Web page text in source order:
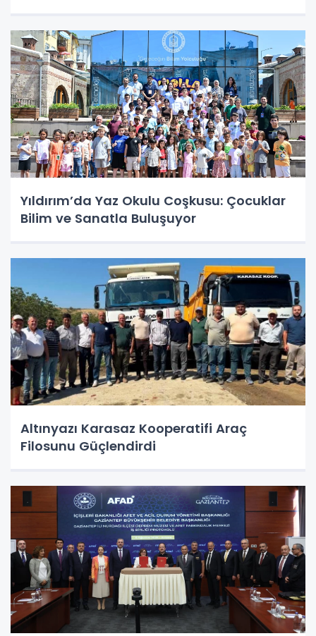
Yıldırım’da Yaz Okulu Coşkusu: Çocuklar
Bilim ve Sanatla Buluşuyor
Altınyazı Karasaz Kooperatifi Araç
Filosunu Güçlendirdi